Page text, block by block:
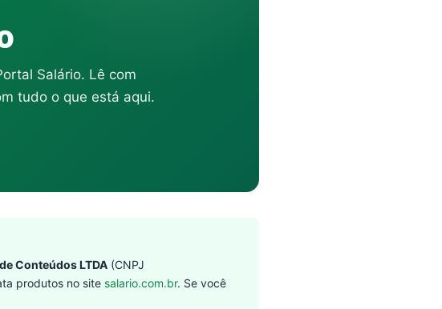
Salário. Lê com
tudo o que está aqui.
Conteúdos LTDA (CNPJ
produtos no site salario.com.br. Se você